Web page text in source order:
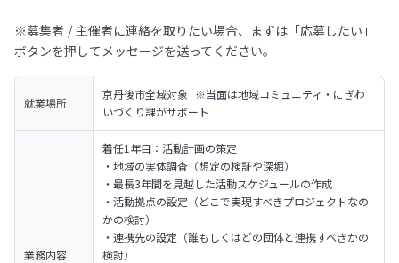
※募集者 / 主催者に連絡を取りたい場合、まずは「応募したい」
ボタンを押してメッセージを送ってください。
就業場所
京丹後市全域対象  ※当面は地域コミュニティ・にぎわ
いづくり課がサポート
業務内容
着任1年目：活動計画の策定
・地域の実体調査（想定の検証や深堀）
・最長3年間を見越した活動スケジュールの作成
・活動拠点の設定（どこで実現すべきプロジェクトなの
かの検討）
・連携先の設定（誰もしくはどの団体と連携すべきかの
検討）